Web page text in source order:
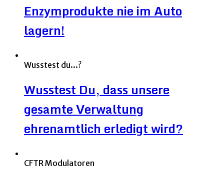
Enzymprodukte nie im Auto
lagern!
Wusstest du...?
Wusstest Du, dass unsere
gesamte Verwaltung
ehrenamtlich erledigt wird?
CFTR Modulatoren